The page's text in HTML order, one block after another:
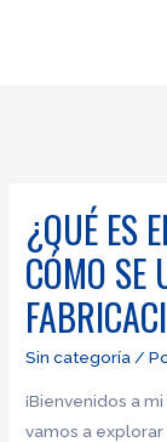
¿QUÉ ES
CÓMO SE
Sin categoría /
¡Bienvenidos a
vamos a